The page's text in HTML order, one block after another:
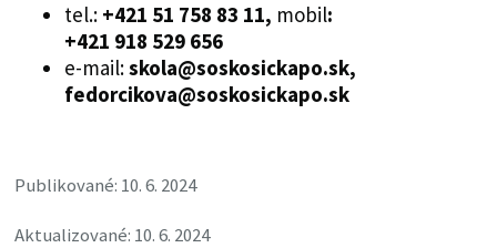
tel.: +421 51 758 83 11, mobil:
+421 918 529 656
e-mail:skola@soskosickapo.sk,
fedorcikova@soskosickapo.sk
Publikované: 10. 6. 2024
Aktualizované: 10. 6. 2024